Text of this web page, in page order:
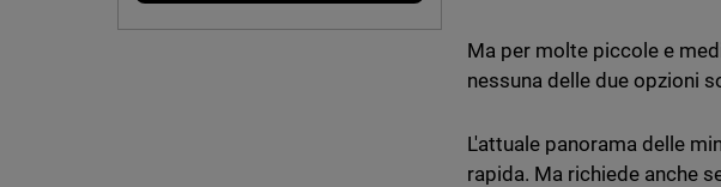
Ma per molte piccole e
nessuna delle due opzioni
L'attuale panorama delle
rapida. Ma richiede anche